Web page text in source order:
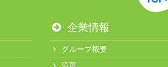
企業情報
グループ概要